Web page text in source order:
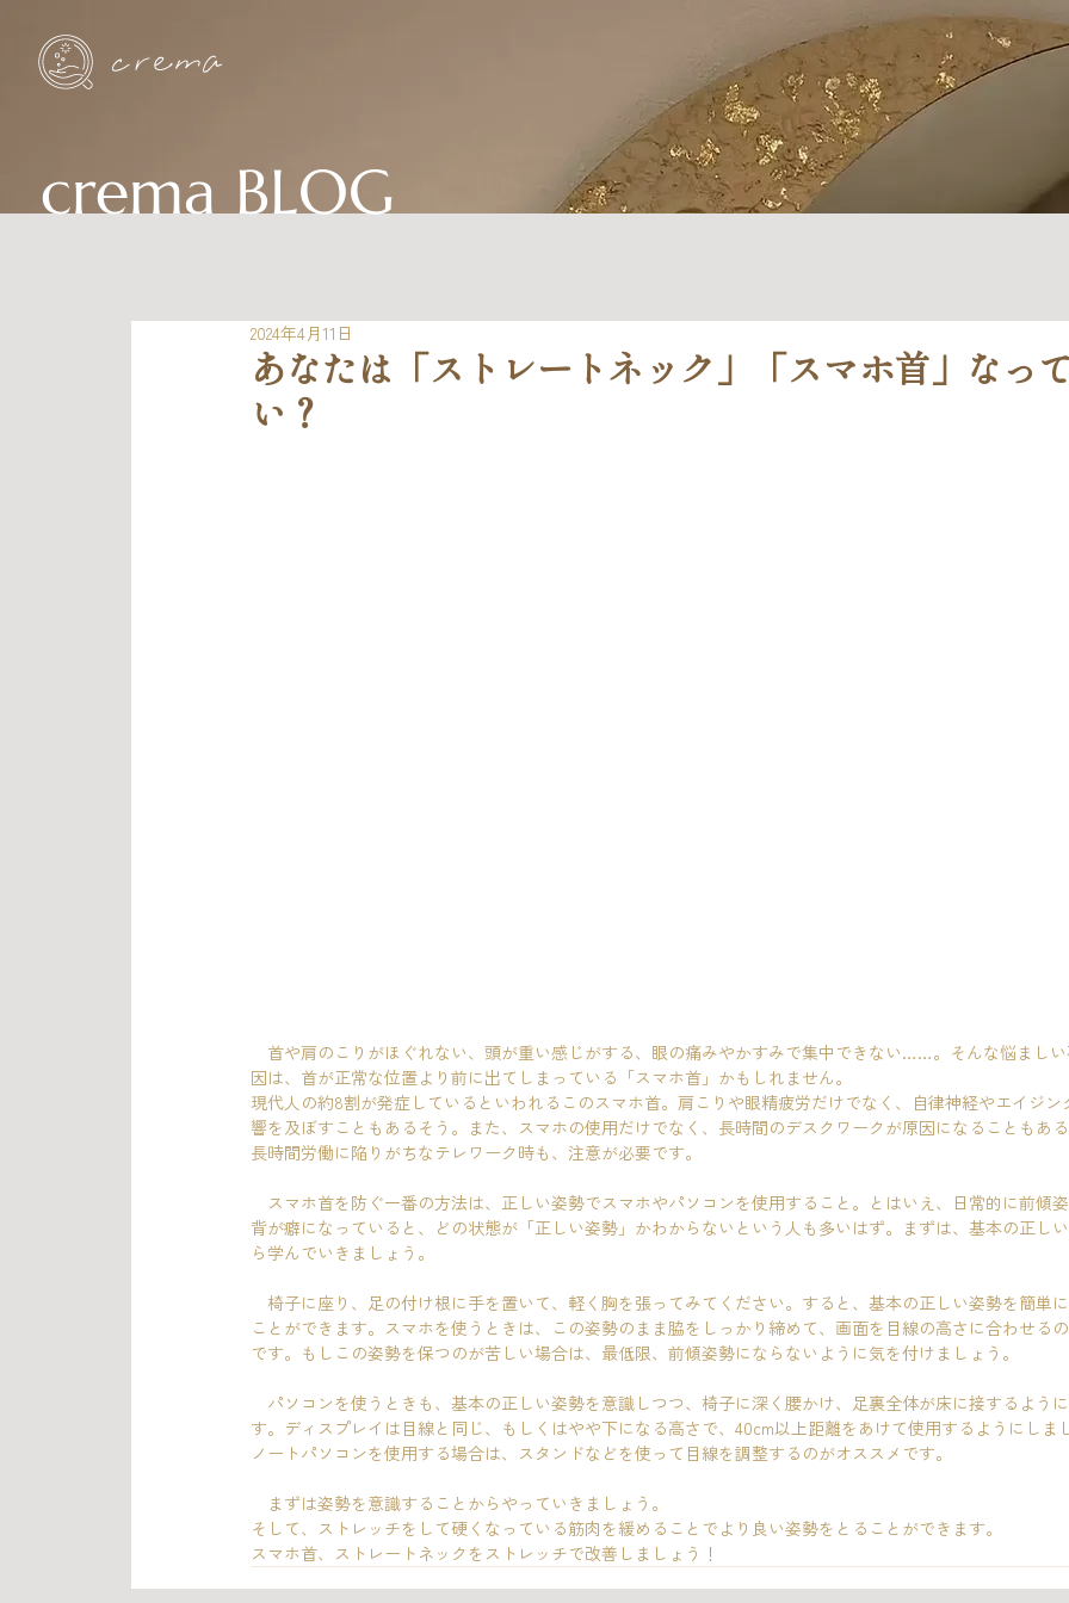
crema BLOG
あなたは「ストレートネック」「スマホ首」なっ
い？
2024年4月11日
首や肩のこりがほぐれない、頭が重い感じがする、眼の痛みやかすみで集中できない……。そんな悩まし
因は、首が正常な位置より前に出てしまっている「スマホ首」かもしれません。
現代人の約8割が発症しているといわれるこのスマホ首。肩こりや眼精疲労だけでなく、自律神経やエイジン
響を及ぼすこともあるそう。また、スマホの使用だけでなく、長時間のデスクワークが原因になることもあ
長時間労働に陥りがちなテレワーク時も、注意が必要です。
スマホ首を防ぐ一番の方法は、正しい姿勢でスマホやパソコンを使用すること。とはいえ、日常的に前傾
背が癖になっていると、どの状態が「正しい姿勢」かわからないという人も多いはず。まずは、基本の正し
ら学んでいきましょう。
椅子に座り、足の付け根に手を置いて、軽く胸を張ってみてください。すると、基本の正しい姿勢を簡単
ことができます。スマホを使うときは、この姿勢のまま脇をしっかり締めて、画面を目線の高さに合わせる
です。もしこの姿勢を保つのが苦しい場合は、最低限、前傾姿勢にならないように気を付けましょう。
パソコンを使うときも、基本の正しい姿勢を意識しつつ、椅子に深く腰かけ、足裏全体が床に接するよう
す。ディスプレイは目線と同じ、もしくはやや下になる高さで、40cm以上距離をあけて使用するようにしま
ノートパソコンを使用する場合は、スタンドなどを使って目線を調整するのがオススメです。
まずは姿勢を意識することからやっていきましょう。
そして、ストレッチをして硬くなっている筋肉を緩めることでより良い姿勢をとることができます。
スマホ首、ストレートネックをストレッチで改善しましょう！